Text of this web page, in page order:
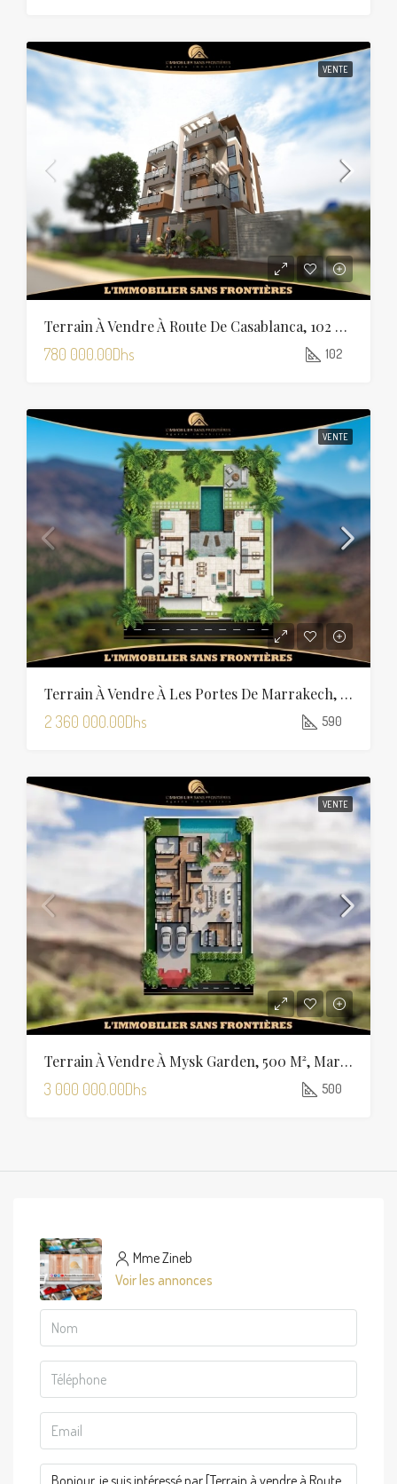
VENTE
Terrain À Vendre À Route De Casablanca, 102 M², Marrakech
780 000.00Dhs 102
VENTE
Terrain À Vendre À Les Portes De Marrakech, 590 M², Marrakech
2 360 000.00Dhs 590
VENTE
Terrain À Vendre À Mysk Garden, 500 M², Marrakech
3 000 000.00Dhs 500
Mme Zineb
Voir les annonces